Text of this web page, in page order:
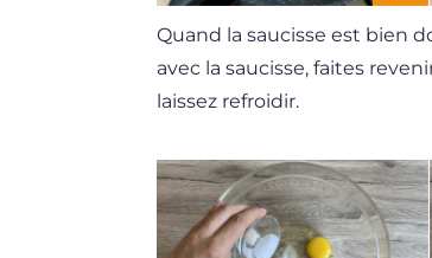
Quand la saucisse est bien
avec la saucisse, faites
laissez refroidir.